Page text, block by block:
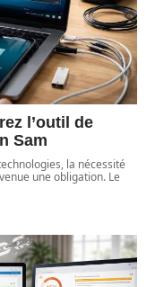
l’outil de
Sam
la nécessité
une obligation. Le